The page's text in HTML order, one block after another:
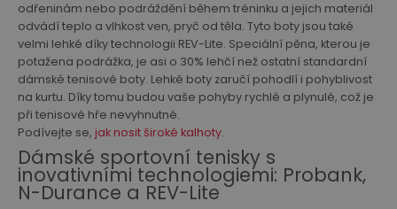
odřeninám nebo podráždění během tréninku a jejich materiál
odvádí teplo a vlhkost ven, pryč od těla. Tyto boty jsou také
velmi lehké díky technologii REV-Lite. Speciální pěna, kterou je
potažena podrážka, je asi o 30% lehčí než ostatní standardní
dámské tenisové boty. Lehké boty zaručí pohodlí i pohyblivost
na kurtu. Díky tomu budou vaše pohyby rychlé a plynulé, což je
při tenisové hře nevyhnutné.
Podívejte se, jak nosit široké kalhoty.
Dámské sportovní tenisky s
inovativními technologiemi: Probank,
N-Durance a REV-Lite